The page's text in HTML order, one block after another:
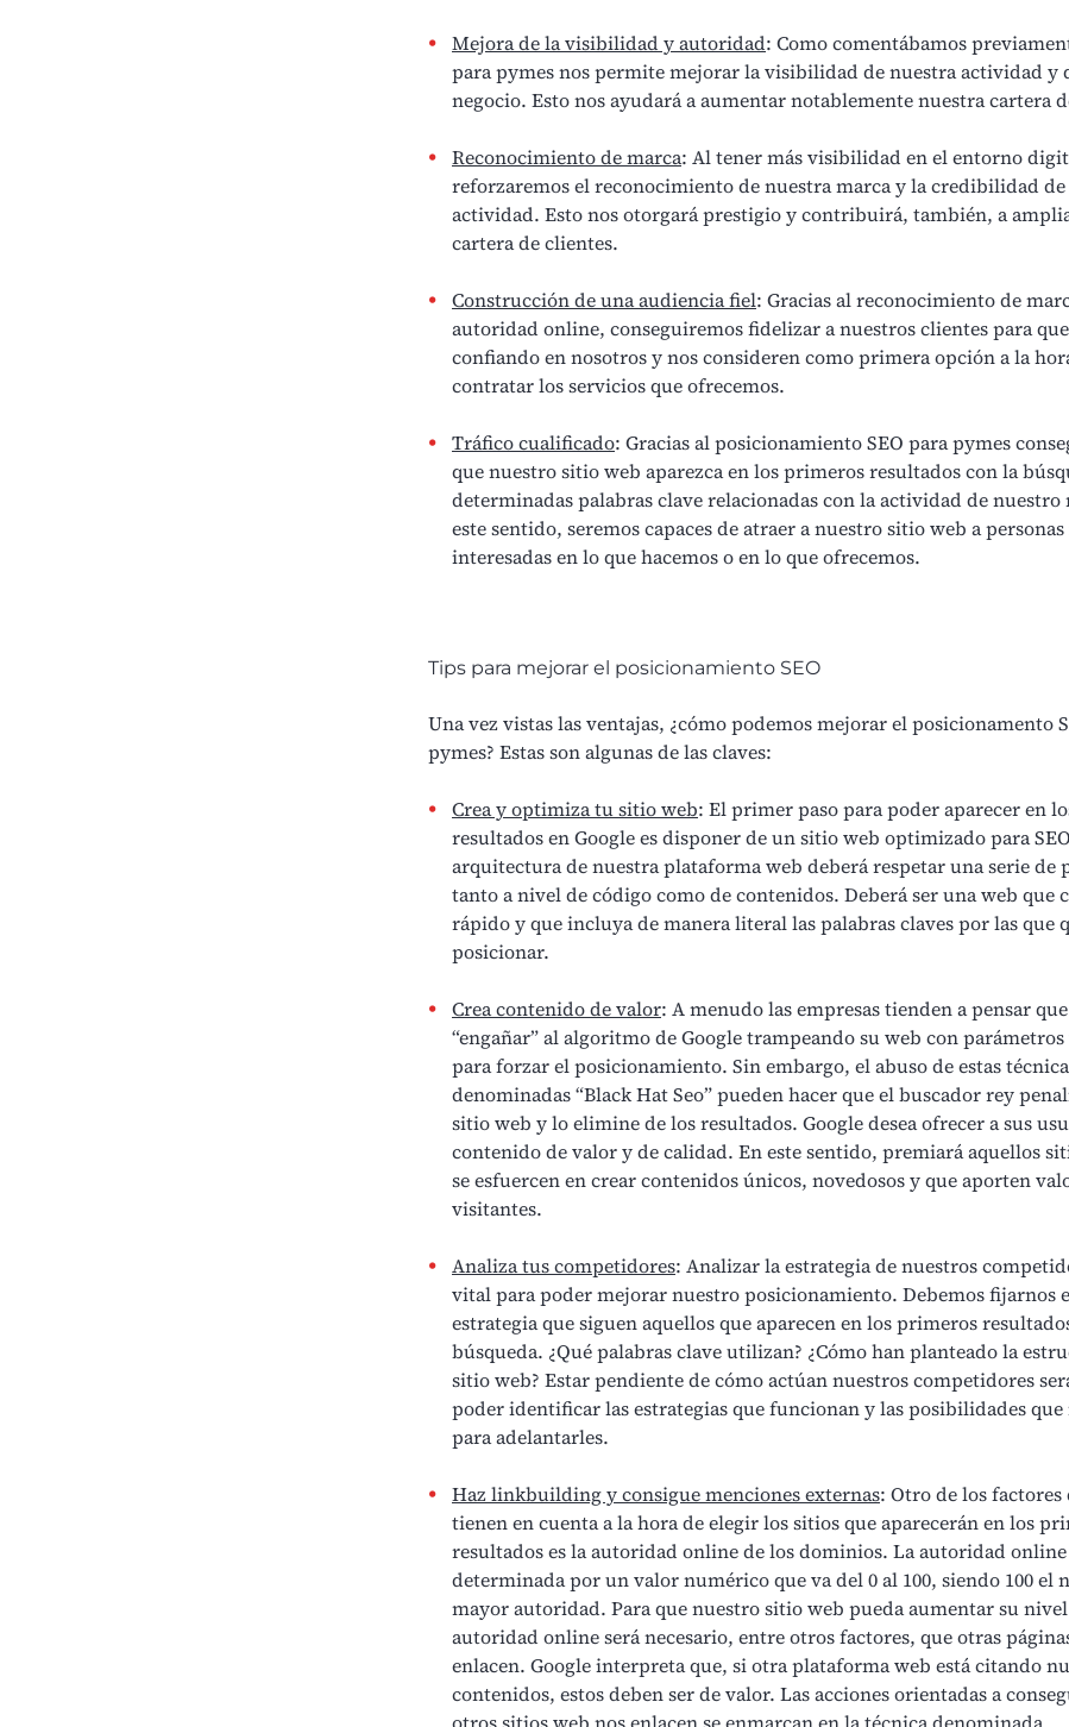
Mejora de la visibilidad y autoridad: Como comentábamos
para pymes nos permite mejorar la visibilidad de nuestra actividad y
negocio. Esto nos ayudará a aumentar notablemente nuestra cartera
Reconocimiento de marca: Al tener más visibilidad en el entorno
reforzaremos el reconocimiento de nuestra marca y la credibilidad
actividad. Esto nos otorgará prestigio y contribuirá, también, a
cartera de clientes.
Construcción de una audiencia fiel: Gracias al reconocimiento de
autoridad online, conseguiremos fidelizar a nuestros clientes para
confiando en nosotros y nos consideren como primera opción a la
contratar los servicios que ofrecemos.
Tráfico cualificado: Gracias al posicionamiento SEO para pymes
que nuestro sitio web aparezca en los primeros resultados con la
determinadas palabras clave relacionadas con la actividad de nuestro
este sentido, seremos capaces de atraer a nuestro sitio web a
interesadas en lo que hacemos o en lo que ofrecemos.
Tips para mejorar el posicionamiento SEO
Una vez vistas las ventajas, ¿cómo podemos mejorar el posicionamento
pymes? Estas son algunas de las claves:
Crea y optimiza tu sitio web: El primer paso para poder aparecer en
resultados en Google es disponer de un sitio web optimizado para
arquitectura de nuestra plataforma web deberá respetar una serie de
tanto a nivel de código como de contenidos. Deberá ser una web que
rápido y que incluya de manera literal las palabras claves por las que
posicionar.
Crea contenido de valor: A menudo las empresas tienden a pensar
“engañar” al algoritmo de Google trampeando su web con
para forzar el posicionamiento. Sin embargo, el abuso de estas
denominadas “Black Hat Seo” pueden hacer que el buscador rey
sitio web y lo elimine de los resultados. Google desea ofrecer a sus
contenido de valor y de calidad. En este sentido, premiará aquellos
se esfuercen en crear contenidos únicos, novedosos y que aporten
visitantes.
Analiza tus competidores: Analizar la estrategia de nuestros
vital para poder mejorar nuestro posicionamiento. Debemos fijarnos
estrategia que siguen aquellos que aparecen en los primeros
búsqueda. ¿Qué palabras clave utilizan? ¿Cómo han planteado la
sitio web? Estar pendiente de cómo actúan nuestros competidores
poder identificar las estrategias que funcionan y las posibilidades que
para adelantarles.
Haz linkbuilding y consigue menciones externas: Otro de los factores
tienen en cuenta a la hora de elegir los sitios que aparecerán en los
resultados es la autoridad online de los dominios. La autoridad
determinada por un valor numérico que va del 0 al 100, siendo 100 el
mayor autoridad. Para que nuestro sitio web pueda aumentar su
autoridad online será necesario, entre otros factores, que otras
enlacen. Google interpreta que, si otra plataforma web está citando
contenidos, estos deben ser de valor. Las acciones orientadas a